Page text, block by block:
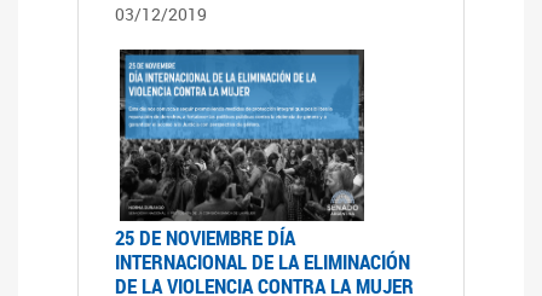
03/12/2019
25 DE NOVIEMBRE DÍA
INTERNACIONAL DE LA ELIMINACIÓN
DE LA VIOLENCIA CONTRA LA MUJER